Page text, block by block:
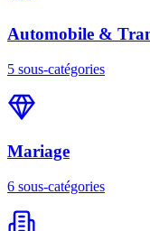
Automobile &
5 sous-catégories
Mariage
6 sous-catégories